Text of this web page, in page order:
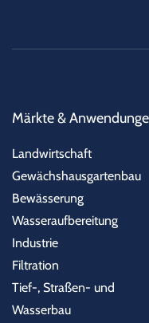
Märkte &
Landwirtschaft
Gewächshausgartenbau
Bewässerung
Wasseraufbereitung
Industrie
Filtration
Tief-, Straßen- und
Wasserbau